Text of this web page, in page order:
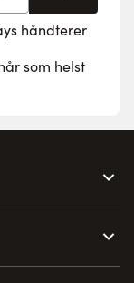
håndterer
som helst